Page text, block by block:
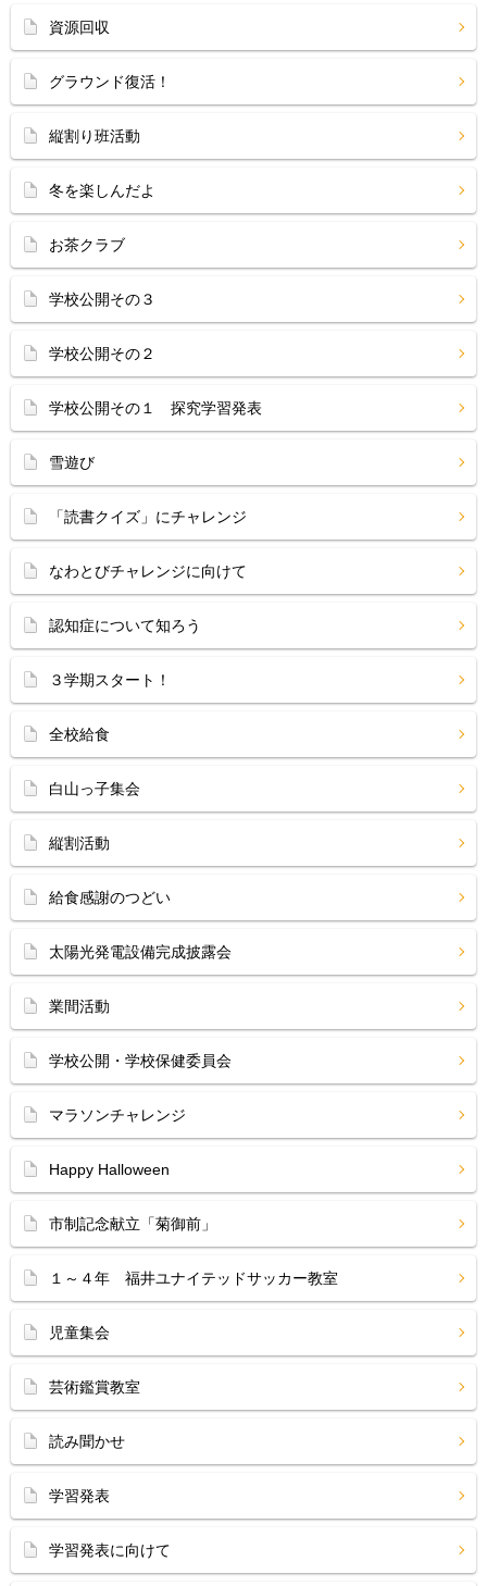
資源回収
グラウンド復活！
縦割り班活動
冬を楽しんだよ
お茶クラブ
学校公開その３
学校公開その２
学校公開その１ 探究学習発表
雪遊び
「読書クイズ」にチャレンジ
なわとびチャレンジに向けて
認知症について知ろう
３学期スタート！
全校給食
白山っ子集会
縦割活動
給食感謝のつどい
太陽光発電設備完成披露会
業間活動
学校公開・学校保健委員会
マラソンチャレンジ
Happy Halloween
市制記念献立「菊御前」
１～４年 福井ユナイテッドサッカー教室
児童集会
芸術鑑賞教室
読み聞かせ
学習発表
学習発表に向けて